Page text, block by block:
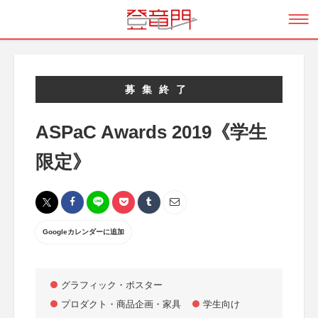
募集終了
ASPaC Awards 2019《学生
限定》
Googleカレンダーに追加
グラフィック・ポスター
プロダクト・商品企画・家具
学生向け